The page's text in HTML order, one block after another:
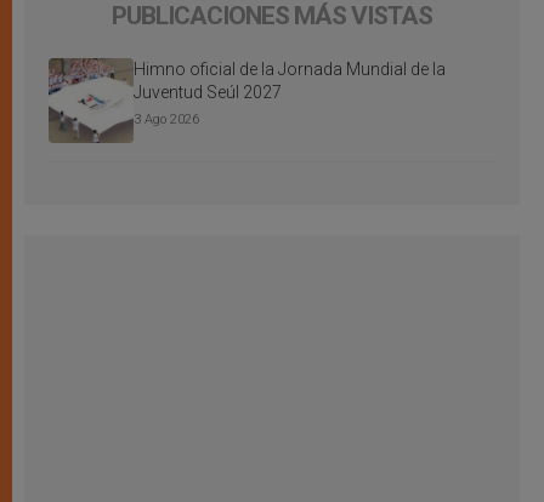
PUBLICACIONES MÁS VISTAS
Himno oficial de la Jornada Mundial de la
Juventud Seúl 2027
3 Ago 2026